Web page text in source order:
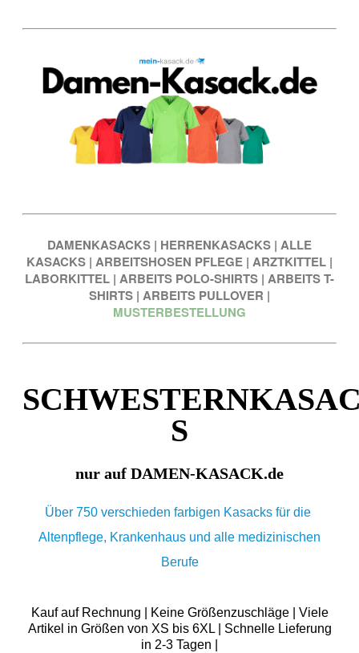
DAMENKASACKS | HERRENKASACKS | ALLE
KASACKS | ARBEITSHOSEN PFLEGE | ARZTKITTEL |
LABORKITTEL | ARBEITS POLO-SHIRTS | ARBEITS T-
SHIRTS | ARBEITS PULLOVER |
MUSTERBESTELLUNG
S
nur auf DAMEN-KASACK.de
Über 750 verschieden farbigen Kasacks für die
Altenpflege, Krankenhaus und alle medizinischen
Berufe
Kauf auf Rechnung | Keine Größenzuschläge | Viele
Artikel in Größen von XS bis 6XL | Schnelle Lieferung
in 2-3 Tagen |